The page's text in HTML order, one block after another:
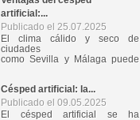
artificial:...
Publicado el 25.07.2025
El clima cálido y seco de
ciudades
como Sevilla y Málaga puede
Césped artificial: la...
Publicado el 09.05.2025
El césped artificial se ha